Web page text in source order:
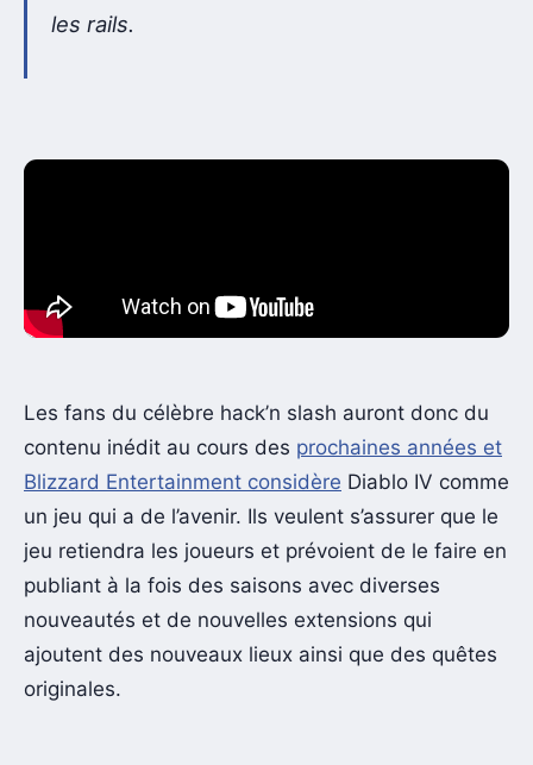
les rails.
Les fans du célèbre hack’n slash auront donc du
contenu inédit au cours des prochaines années et
Blizzard Entertainment considère Diablo IV comme
un jeu qui a de l’avenir. Ils veulent s’assurer que le
jeu retiendra les joueurs et prévoient de le faire en
publiant à la fois des saisons avec diverses
nouveautés et de nouvelles extensions qui
ajoutent des nouveaux lieux ainsi que des quêtes
originales.